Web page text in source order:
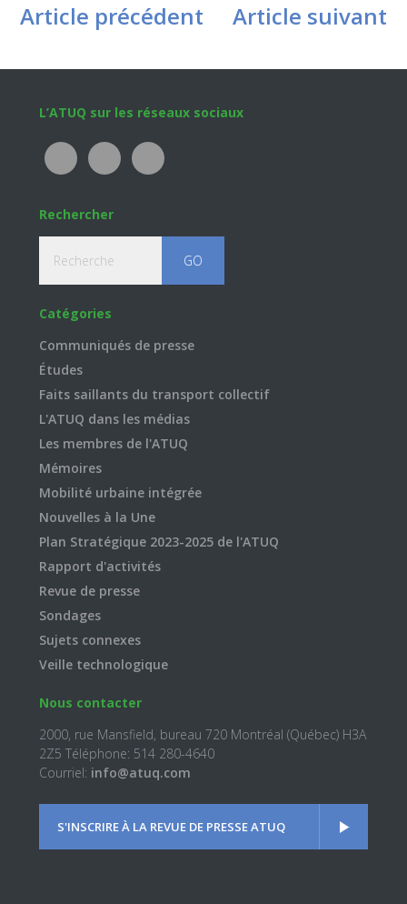
Article précédent Article suivant
Footer
L’ATUQ sur les réseaux sociaux
Rechercher
Catégories
Communiqués de presse
Études
Faits saillants du transport collectif
L'ATUQ dans les médias
Les membres de l'ATUQ
Mémoires
Mobilité urbaine intégrée
Nouvelles à la Une
Plan Stratégique 2023-2025 de l'ATUQ
Rapport d'activités
Revue de presse
Sondages
Sujets connexes
Veille technologique
Nous contacter
2000, rue Mansfield, bureau 720 Montréal (Québec) H3A
2Z5 Téléphone: 514 280-4640
Courriel: info@atuq.com
S'INSCRIRE À LA REVUE DE PRESSE ATUQ